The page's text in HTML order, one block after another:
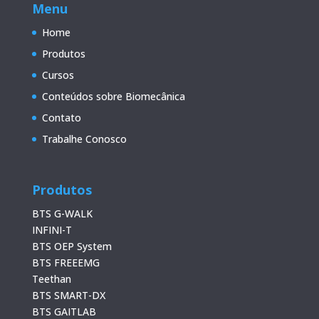
Menu
Home
Produtos
Cursos
Conteúdos sobre Biomecânica
Contato
Trabalhe Conosco
Produtos
BTS G-WALK
INFINI-T
BTS OEP System
BTS FREEEMG
Teethan
BTS SMART-DX
BTS GAITLAB